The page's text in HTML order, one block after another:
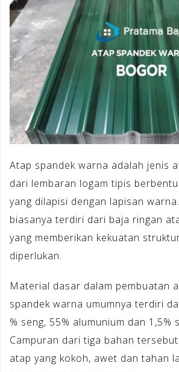
Atap spandek warna adalah jenis
dari lembaran logam tipis
yang dilapisi dengan lapisan
biasanya terdiri dari baja ringan
yang memberikan kekuatan
diperlukan.
Material dasar dalam pembuatan
spandek warna umumnya terdiri
% seng, 55% alumunium dan 1,5%
Campuran dari tiga bahan
atap yang kokoh, awet dan tahan